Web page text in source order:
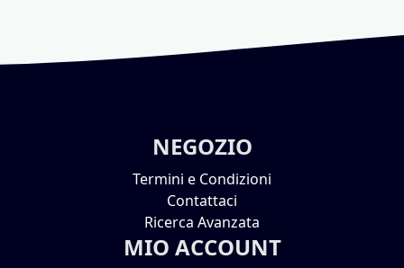
NEGOZIO
Termini e Condizioni
Contattaci
Ricerca Avanzata
MIO ACCOUNT